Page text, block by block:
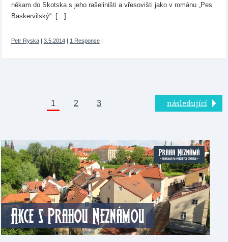
někam do Skotska s jeho rašeliništi a vřesovišti jako v románu „Pes
Baskervilský“. […]
Petr Ryska| 3.5.2014| 1 Response|
1 2 3 následující